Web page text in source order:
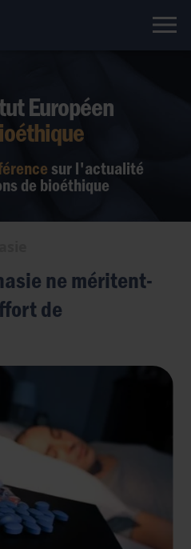
Européen
sur l'actualité
de bioéthique
ne méritent-
de